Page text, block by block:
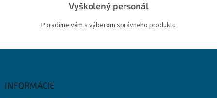
Vyškolený personál
Poradíme vám s výberom správneho produktu
INFORMÁCIE